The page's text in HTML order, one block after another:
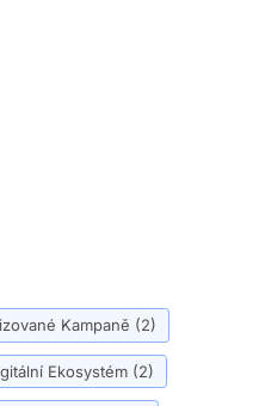
Kampaně (2)
Ekosystém (2)